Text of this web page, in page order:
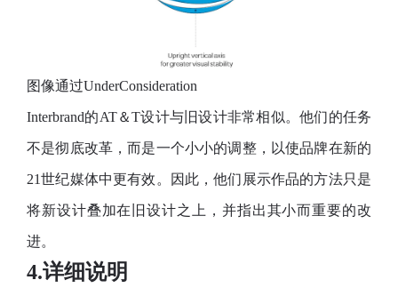
图像通过UnderConsideration
Interbrand的AT＆T设计与旧设计非常相似。他们的任务
不是彻底改革，而是一个小小的调整，以使品牌在新的
21世纪媒体中更有效。因此，他们展示作品的方法只是
将新设计叠加在旧设计之上，并指出其小而重要的改
进。
4.详细说明